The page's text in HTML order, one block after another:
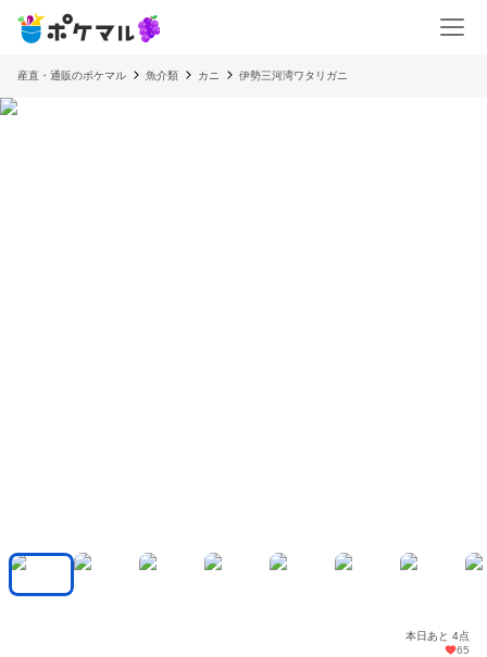
産直・通販のポケマル 魚介類 カニ 伊勢三河湾ワタリガニ
本日あと 4点
65